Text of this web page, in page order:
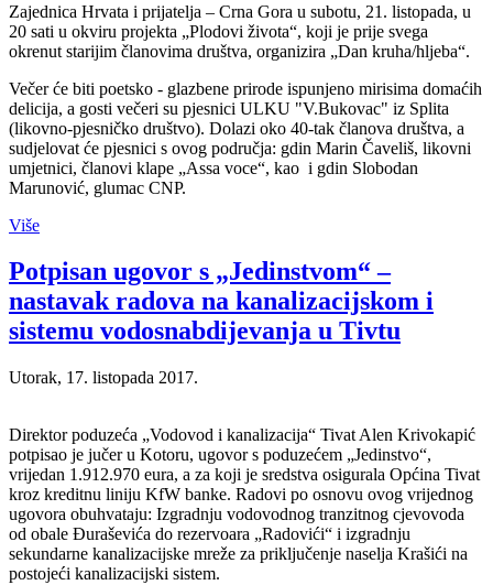
Zajednica Hrvata i prijatelja – Crna Gora u subotu, 21. listopada, u
20 sati u okviru projekta „Plodovi života“, koji je prije svega
okrenut starijim članovima društva, organizira „Dan kruha/hljeba“.
Večer će biti poetsko - glazbene prirode ispunjeno mirisima domaćih
delicija, a gosti večeri su pjesnici ULKU "V.Bukovac" iz Splita
(likovno-pjesničko društvo). Dolazi oko 40-tak članova društva, a
sudjelovat će pjesnici s ovog područja: gdin Marin Čaveliš, likovni
umjetnici, članovi klape „Assa voce“, kao i gdin Slobodan
Marunović, glumac CNP.
Više
Potpisan ugovor s „Jedinstvom“ –
nastavak radova na kanalizacijskom i
sistemu vodosnabdijevanja u Tivtu
Utorak, 17. listopada 2017.
Direktor poduzeća „Vodovod i kanalizacija“ Tivat Alen Krivokapić
potpisao je jučer u Kotoru, ugovor s poduzećem „Jedinstvo“,
vrijedan 1.912.970 eura, a za koji je sredstva osigurala Općina Tivat
kroz kreditnu liniju KfW banke. Radovi po osnovu ovog vrijednog
ugovora obuhvataju: Izgradnju vodovodnog tranzitnog cjevovoda
od obale Đuraševića do rezervoara „Radovići“ i izgradnju
sekundarne kanalizacijske mreže za priključenje naselja Krašići na
postojeći kanalizacijski sistem.